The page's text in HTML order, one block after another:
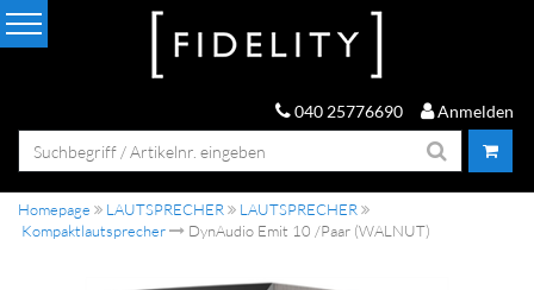
040 25776690 Anmelden
Homepage LAUTSPRECHER
LAUTSPRECHER
Kompaktlautsprecher
DynAudio Emit 10 /Paar (WALNUT)